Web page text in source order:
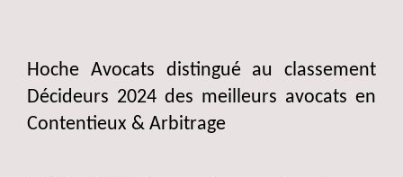
Hoche Avocats distingué au classement
Décideurs 2024 des meilleurs avocats en
Contentieux & Arbitrage